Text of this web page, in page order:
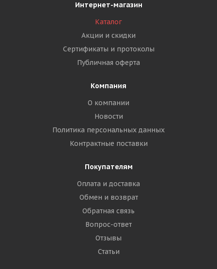
Интернет-магазин
Каталог
Акции и скидки
Сертификаты и протоколы
Публичная оферта
Компания
О компании
Новости
Политика персональных данных
Контрактные поставки
Покупателям
Оплата и доставка
Обмен и возврат
Обратная связь
Вопрос-ответ
Отзывы
Статьи